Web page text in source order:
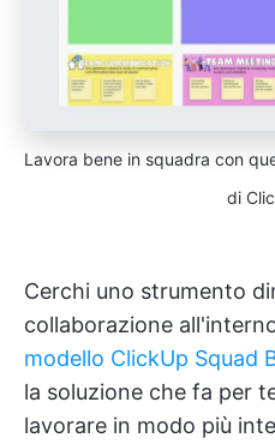
Lavora bene in squadra con
di
Cerchi uno strumento
collaborazione
modello ClickUp Squad
la soluzione che fa per
lavorare in modo più